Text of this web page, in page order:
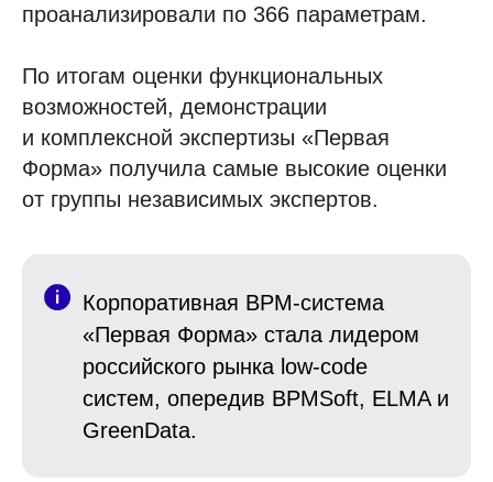
проанализировали по 366 параметрам.
По итогам оценки функциональных
возможностей, демонстрации
и комплексной экспертизы «Первая
Форма» получила самые высокие оценки
от группы независимых экспертов.
Корпоративная BPM-система
«Первая Форма» стала лидером
российского рынка low-code
систем, опередив BPMSoft, ELMA и
GreenData.